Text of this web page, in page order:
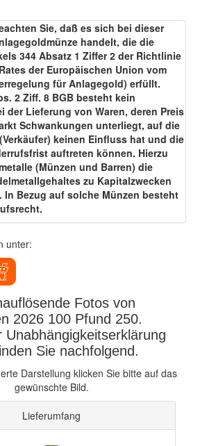
Sie, daß es sich bei dieser
handelt, die die
344 Absatz 1 Ziffer 2 der Richtlinie
der Europäischen Union vom
für Anlagegold) erfüllt.
2 Ziff. 8 BGB besteht kein
der Lieferung von Waren, deren Preis
Schwankungen unterliegt, auf die
keinen Einfluss hat und die
auftreten können. Hierzu
(Münzen und Barren) die
zu Kapitalzwecken
In Bezug auf solche Münzen besteht
unter:
Fotos von
2026 100 Pfund 250.
Unabhängigkeitserklärung
Sie nachfolgend.
Darstellung klicken Sie bitte auf das
gewünschte Bild.
Lieferumfang